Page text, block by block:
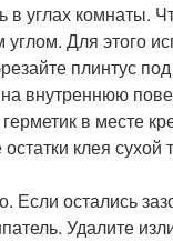
в углах комнаты.
Для этого
плинтус под
внутреннюю
в месте
клея
Если остались
Удалите